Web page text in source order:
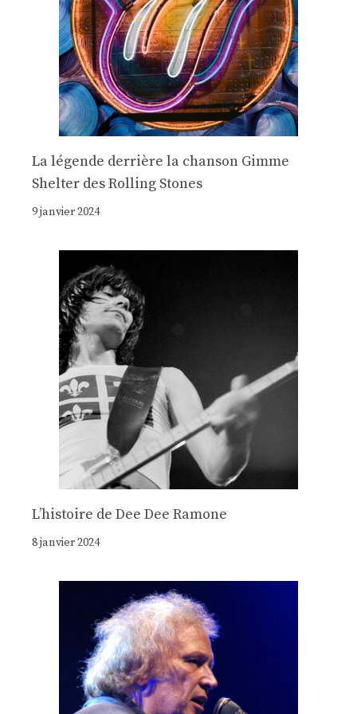
La légende derrière la chanson Gimme
Shelter des Rolling Stones
9 janvier 2024
Lʼhistoire de Dee Dee Ramone
8 janvier 2024